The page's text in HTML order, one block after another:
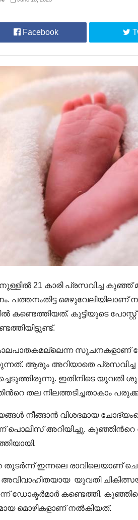
Facebook
21 കാരി പ്രസവിച്ച
പത്തനംതിട്ട
കണ്ടെത്തിയത്. കുട്ടിയുടെ
സൂചനകളാണ്
ആരും അറിയാതെ പ്രസവിച്ച
ഇതിനിടെ
തല നിലത്തടിച്ചതാകാം
നീങ്ങാന്‍ വിശദമായ
അറിയിച്ചു. കുഞ്ഞിന്‍റെ
ഇന്നലെ രാവിലെയാണ്
യുവതി
ഡോക്ടര്‍മാര്‍ കണ്ടെത്തി.
മൊഴികളാണ് നല്‍കിയത്.